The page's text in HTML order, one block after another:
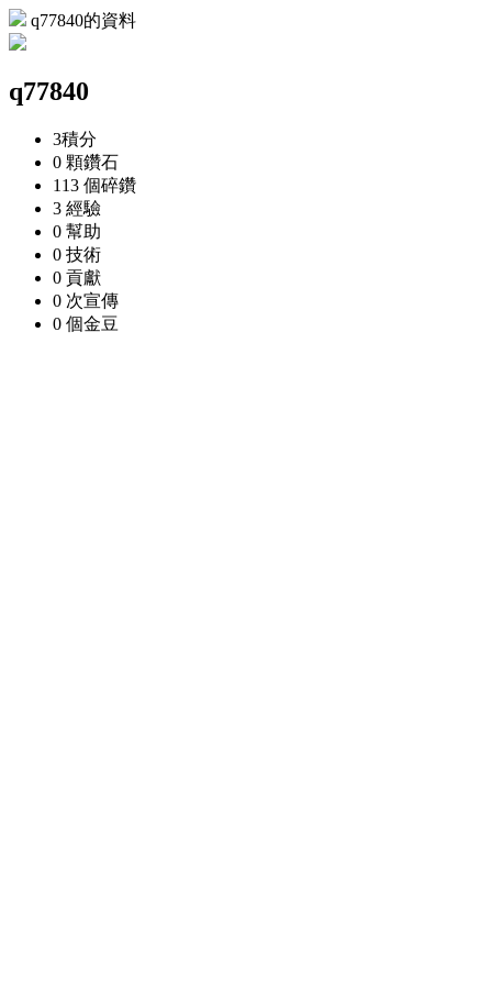
q77840的資料
q77840
3積分
0 顆鑽石
113 個碎鑽
3 經驗
0 幫助
0 技術
0 貢獻
0 次宣傳
0 個金豆